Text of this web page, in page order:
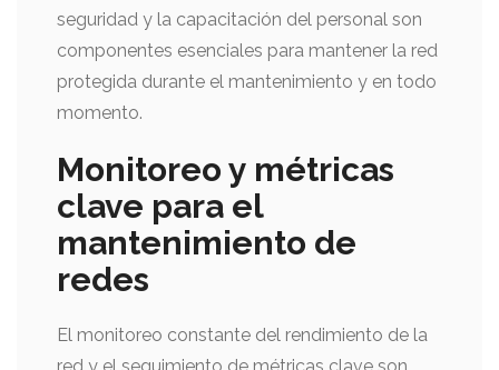
seguridad y la capacitación del personal son
componentes esenciales para mantener la red
protegida durante el mantenimiento y en todo
momento.
Monitoreo y métricas
clave para el
mantenimiento de
redes
El monitoreo constante del rendimiento de la